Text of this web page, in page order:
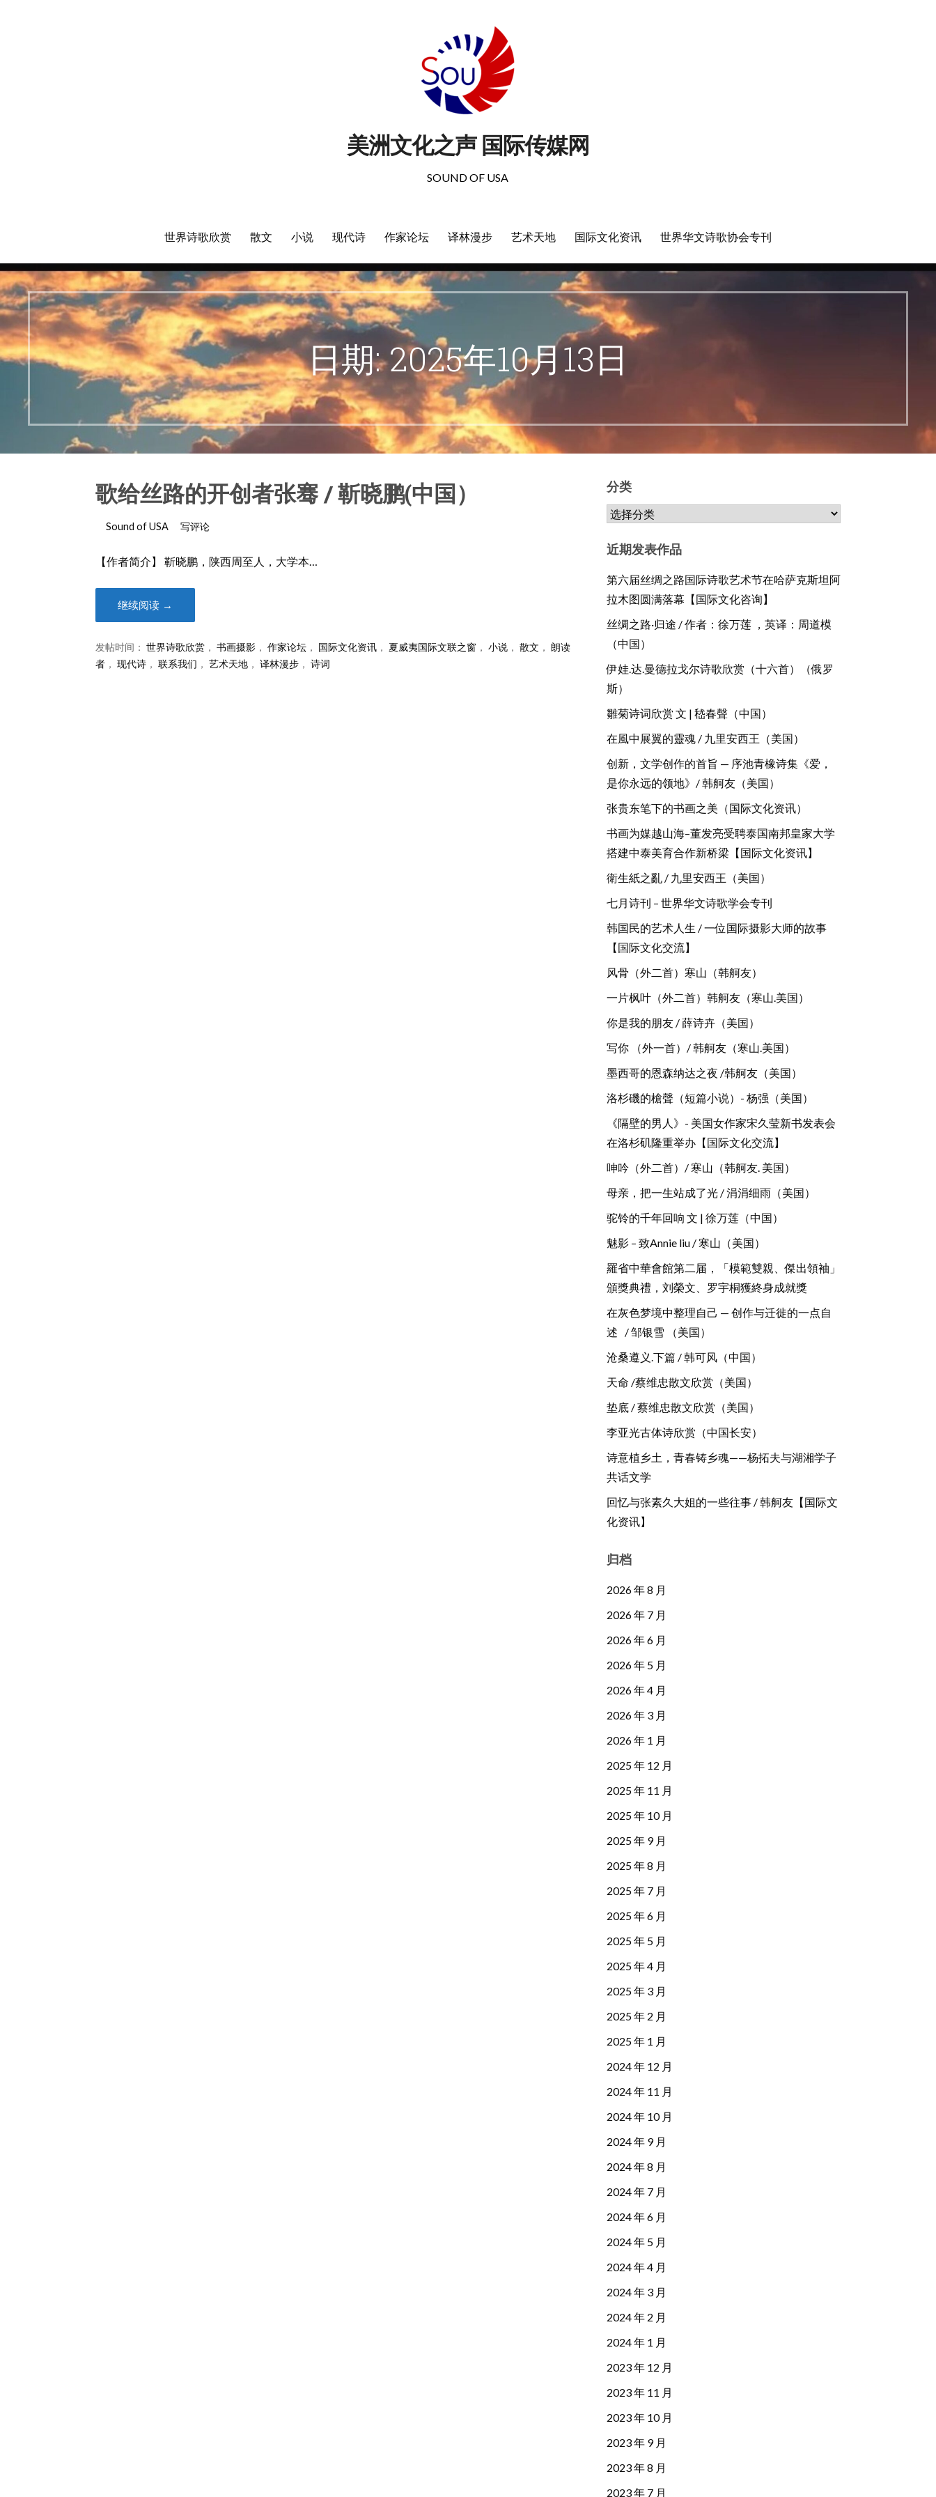
美洲文化之声 国际传媒网
SOUND OF USA
世界诗歌欣赏 散文 小说 现代诗 作家论坛 译林漫步 艺术天地 国际文化资讯 世界华文诗歌协会专刊
日期: 2025年10月13日
歌给丝路的开创者张骞 / 靳晓鹏(中国）
Sound of USA 写评论
【作者简介】 靳晓鹏，陕西周至人，大学本…
继续阅读 →
发帖时间：世界诗歌欣赏 ，书画摄影 ，作家论坛 ， 国际文化资讯 ， 夏威夷国际文联之窗 ，小说 ，散文 ，朗读
者 ，现代诗 ，联系我们 ，艺术天地 ，译林漫步 ，诗词
分类
近期发表作品
第六届丝绸之路国际诗歌艺术节在哈萨克斯坦阿
拉木图圆满落幕【国际文化咨询】
丝绸之路·归途 / 作者：徐万莲 ，英译：周道模
（中国）
伊娃.达.曼德拉戈尔诗歌欣赏（十六首）（俄罗
斯）
雛菊诗词欣赏 文 | 嵇春聲（中国）
在風中展翼的靈魂 / 九里安西王（美国）
创新，文学创作的首旨 — 序池青橡诗集《爱，
是你永远的领地》/ 韩舸友（美国）
张贵东笔下的书画之美（国际文化资讯）
书画为媒越山海–董发亮受聘泰国南邦皇家大学
搭建中泰美育合作新桥梁【国际文化资讯】
衛生紙之亂 / 九里安西王（美国）
七月诗刊 – 世界华文诗歌学会专刊
韩国民的艺术人生 / 一位国际摄影大师的故事
【国际文化交流】
风骨（外二首）寒山（韩舸友）
一片枫叶（外二首）韩舸友（寒山.美国）
你是我的朋友 / 薛诗卉（美国）
写你 （外一首）/ 韩舸友（寒山.美国）
墨西哥的恩森纳达之夜 /韩舸友（美国）
洛杉磯的槍聲（短篇小说）- 杨强（美国）
《隔壁的男人》- 美国女作家宋久莹新书发表会
在洛杉矶隆重举办【国际文化交流】
呻吟（外二首）/ 寒山（韩舸友. 美国）
母亲，把一生站成了光 / 涓涓细雨（美国）
驼铃的千年回响 文 | 徐万莲（中国）
魅影 – 致Annie liu / 寒山（美国）
羅省中華會館第二届，「模範雙親、傑出領袖」
頒獎典禮，刘榮文、罗宇桐獲終身成就獎
在灰色梦境中整理自己 — 创作与迁徙的一点自
述 / 邹银雪 （美国）
沧桑遵义.下篇 / 韩可风（中国）
天命 /蔡维忠散文欣赏（美国）
垫底 / 蔡维忠散文欣赏（美国）
李亚光古体诗欣赏（中国长安）
诗意植乡土，青春铸乡魂——杨拓夫与湖湘学子
共话文学
回忆与张素久大姐的一些往事 / 韩舸友【国际文
化资讯】
归档
2026 年 8 月
2026 年 7 月
2026 年 6 月
2026 年 5 月
2026 年 4 月
2026 年 3 月
2026 年 1 月
2025 年 12 月
2025 年 11 月
2025 年 10 月
2025 年 9 月
2025 年 8 月
2025 年 7 月
2025 年 6 月
2025 年 5 月
2025 年 4 月
2025 年 3 月
2025 年 2 月
2025 年 1 月
2024 年 12 月
2024 年 11 月
2024 年 10 月
2024 年 9 月
2024 年 8 月
2024 年 7 月
2024 年 6 月
2024 年 5 月
2024 年 4 月
2024 年 3 月
2024 年 2 月
2024 年 1 月
2023 年 12 月
2023 年 11 月
2023 年 10 月
2023 年 9 月
2023 年 8 月
2023 年 7 月